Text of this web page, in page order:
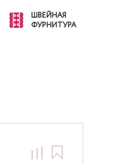
ШВЕЙНАЯ
ФУРНИТУРА